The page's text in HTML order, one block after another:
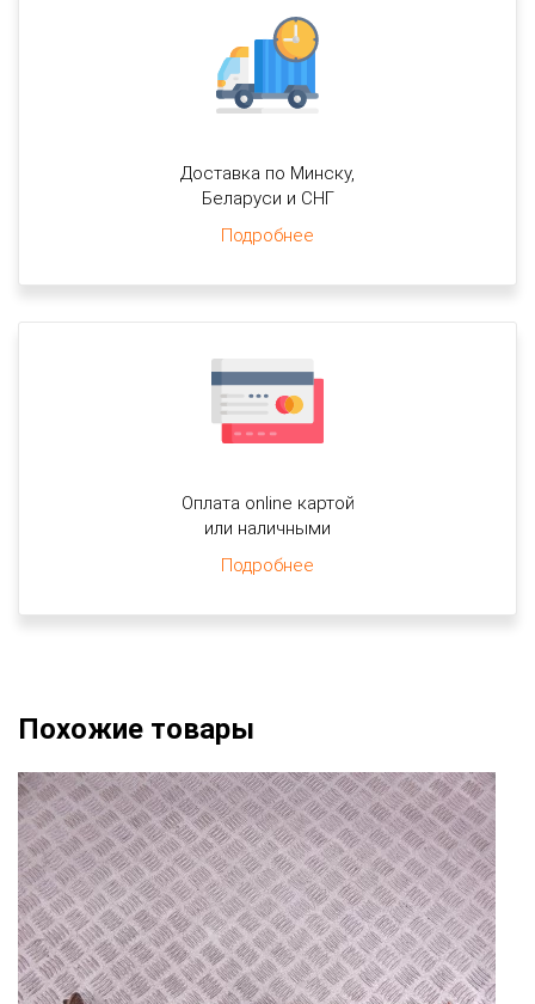
Доставка по Минску,
Беларуси и СНГ
Подробнее
Оплата online картой
или наличными
Подробнее
Похожие товары